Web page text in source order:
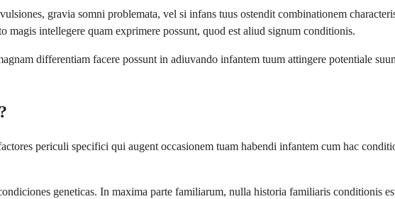
gravia somni problemata, vel si infans tuus ostendit combinationem
intellegere quam exprimere possunt, quod est aliud signum conditionis.
differentiam facere possunt in adiuvando infantem tuum attingere potentiale
periculi specifici qui augent occasionem tuam habendi infantem cum hac
geneticas. In maxima parte familiarum, nulla historia familiaris conditionis